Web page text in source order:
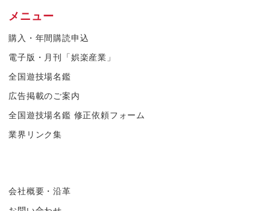
メニュー
購入・年間購読申込
電子版・月刊「娯楽産業」
全国遊技場名鑑
広告掲載のご案内
全国遊技場名鑑 修正依頼フォーム
業界リンク集
会社概要・沿革